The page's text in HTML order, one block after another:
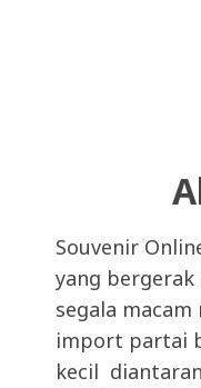
Souvenir
yang
segala
import partai
kecil